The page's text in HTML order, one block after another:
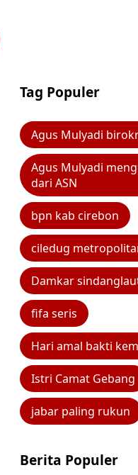
Tag Populer
Agus Mulyadi
Agus Mulyadi
dari ASN
bpn kab cirebon
ciledug
Damkar
fifa seris
Hari amal bakti
Istri Camat Gebang
jabar paling rukun
Berita Populer